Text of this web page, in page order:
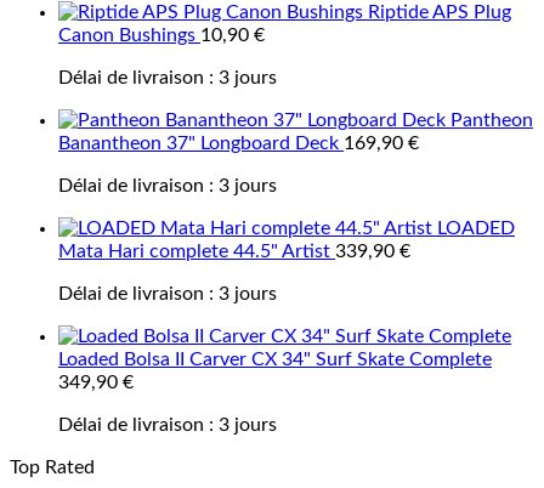
Riptide APS Plug
Canon Bushings 10,90 €
Délai de livraison : 3 jours
Pantheon
Banantheon 37" Longboard Deck 169,90 €
Délai de livraison : 3 jours
LOADED
Mata Hari complete 44.5" Artist 339,90 €
Délai de livraison : 3 jours
Loaded Bolsa II Carver CX 34" Surf Skate Complete
349,90 €
Délai de livraison : 3 jours
Top Rated